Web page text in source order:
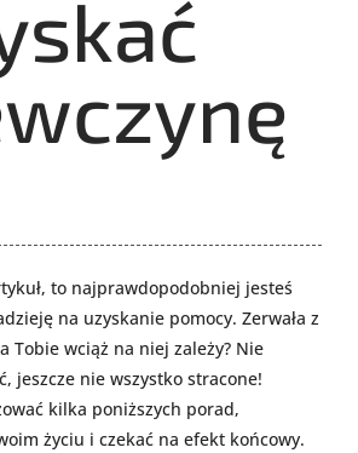
to najprawdopodobniej jesteś
na uzyskanie pomocy. Zerwała z
Tobie wciąż na niej zależy? Nie
jeszcze nie wszystko stracone!
kilka poniższych porad,
życiu i czekać na efekt końcowy.